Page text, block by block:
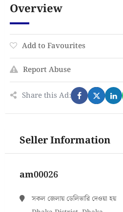
Overview
Add to Favourites
Report Abuse
Share this Ad:
Seller Information
am00026
সকল জেলায় ডেলিভারি দেওয়া হয়